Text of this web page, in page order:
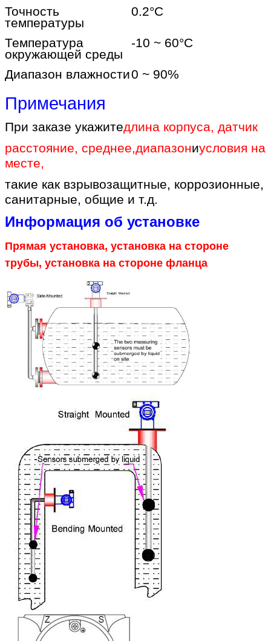
Точность
температуры
0.2°C
Температура
окружающей среды
-10 ~ 60°C
Диапазон влажности0 ~ 90%
Примечания
При заказе укажитедлина корпуса, датчик
расстояние, среднее,диапазониусловия на
месте,
такие как взрывозащитные, коррозионные,
санитарные, общие и т.д.
Информация об установке
Прямая установка, установка на стороне
трубы, установка на стороне фланца